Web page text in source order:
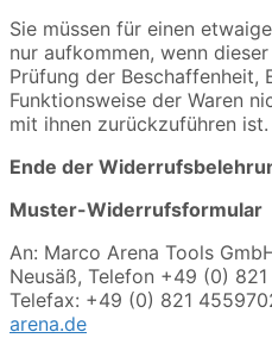
Sie müssen für einen
nur aufkommen, wenn
Prüfung der Beschaffenheit,
Funktionsweise der Waren
mit ihnen zurückzuführen ist.
Ende der
Muster-Widerrufsformular
An: Marco Arena Tools
Neusäß, Telefon +49 (0)
Telefax: +49 (0) 821
arena.de